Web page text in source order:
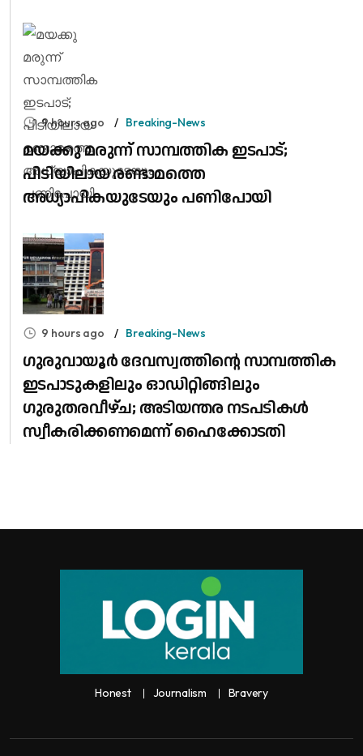
9 hours ago Breaking-News
മയക്കു മരുന്ന് സാമ്പത്തിക ഇടപാട്;
പിടിയിലായ രണ്ടാമത്തെ
അധ്യാപികയുടേയും പണിപോയി
9 hours ago Breaking-News
ഗുരുവായൂർ ദേവസ്വത്തിന്റെ സാമ്പത്തിക
ഇടപാടുകളിലും ഓഡിറ്റിങ്ങിലും ​
ഗുരുതരവീഴ്ച; അടിയന്തര നടപടികൾ
സ്വീകരിക്കണമെന്ന് ഹൈക്കോടതി
Honest Journalism Bravery